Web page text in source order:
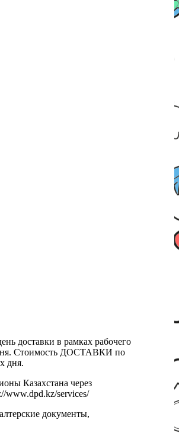
доставки в рамках рабочего
дня. Стоимость ДОСТАВКИ по
дня.
Казахстана через
services/
документы,